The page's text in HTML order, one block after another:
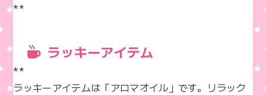
**
ラッキーアイテム
**
ラッキーアイテムは「アロマオイル」です。リラック